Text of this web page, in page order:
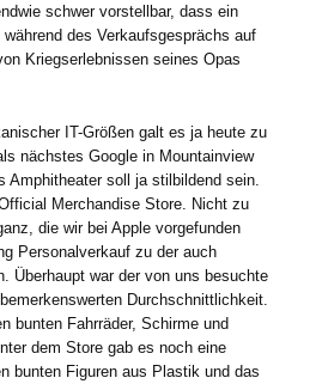
schwer vorstellbar, dass ein
des Verkaufsgesprächs auf
Kriegserlebnissen seines Opas
IT-Größen galt es ja heute zu
nächstes Google in Mountainview
Amphitheater soll ja stilbildend sein.
Merchandise Store. Nicht zu
die wir bei Apple vorgefunden
Personalverkauf zu der auch
Überhaupt war der von uns besuchte
Durchschnittlichkeit.
bunten Fahrräder, Schirme und
dem Store gab es noch eine
bunten Figuren aus Plastik und das